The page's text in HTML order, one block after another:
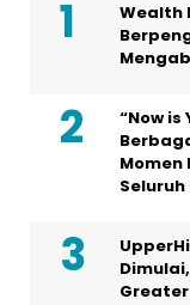
Wealth
“Now
Momen
Greater